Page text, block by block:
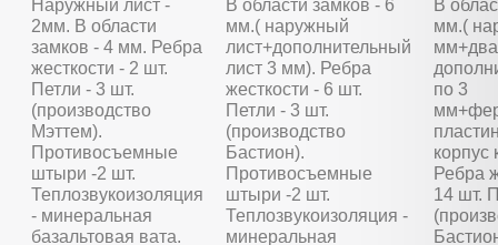
Наружный лист -
2мм. В области
замков - 4 мм. Ребра
жесткости - 2 шт.
Петли - 3 шт.
(производство
Мэттем).
Противосъемные
штыри -2 шт.
Теплозвукоизоляция
- минеральная
базальтовая вата.
В области замков - 6
мм.( наружный
лист+дополнительный
лист 3 мм). Ребра
жесткости - 6 шт.
Петли - 3 шт.
(производство
Бастион).
Противосъемные
штыри -2 шт.
Теплозвукоизоляция -
минеральная
В
мм.(
мм+два
по 3
корпус
Ребра
14 шт.